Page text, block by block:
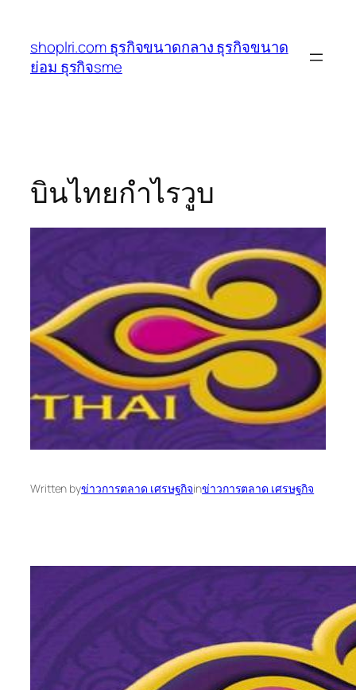
เนื้อหา
shoplri.com ธุรกิจขนาดกลาง ธุรกิจขนาด
ย่อม ธุรกิจsme
บินไทยกำไรวูบ
Written byข่าวการตลาด เศรษฐกิจinข่าวการตลาด เศรษฐกิจ